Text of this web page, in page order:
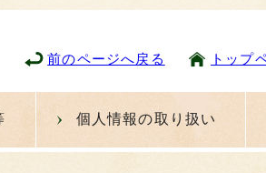
前のページへ戻る トップ
個人情報の取り扱い